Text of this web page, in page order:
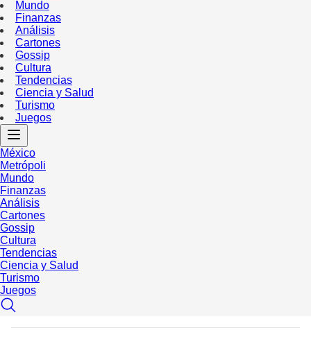
Mundo
Finanzas
Análisis
Cartones
Gossip
Cultura
Tendencias
Ciencia y Salud
Turismo
Juegos
México
Metrópoli
Mundo
Finanzas
Análisis
Cartones
Gossip
Cultura
Tendencias
Ciencia y Salud
Turismo
Juegos